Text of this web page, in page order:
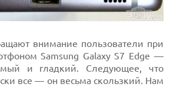
внимание пользователи при
Samsung Galaxy S7 Edge —
и гладкий. Следующее, что
все — он весьма скользкий. Нам